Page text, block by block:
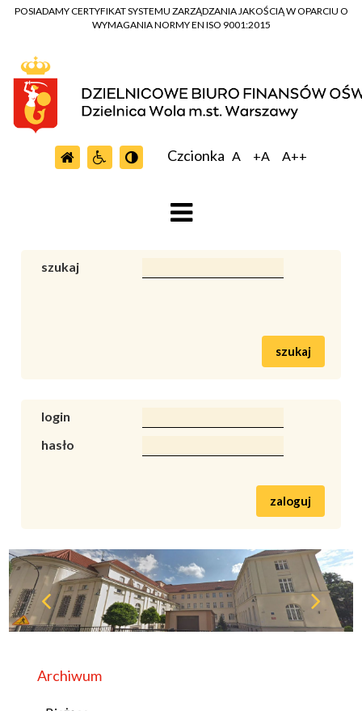
POSIADAMY CERTYFIKAT SYSTEMU ZARZĄDZANIA JAKOŚCIĄ W OPARCIU O
WYMAGANIA NORMY EN ISO 9001:2015
Czcionka A +A A++
szukaj
szukaj
login
hasło
zaloguj
Archiwum